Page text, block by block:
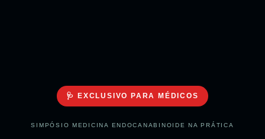
🩺 EXCLUSIVO PARA MÉDICOS
SIMPÓSIO MEDICINA ENDOCANABINOIDE NA PRÁTICA